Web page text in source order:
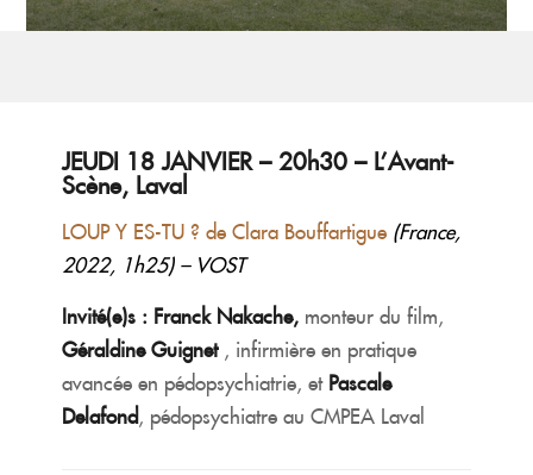
JEUDI 18 JANVIER – 20h30 – L’Avant-
Scène, Laval
LOUP Y ES-TU ? de Clara Bouffartigue (France,
2022, 1h25) – VOST
Invité(e)s : Franck Nakache, monteur du film,
Géraldine Guignet , infirmière en pratique
avancée en pédopsychiatrie, etPascale
Delafond, pédopsychiatre au CMPEA Laval